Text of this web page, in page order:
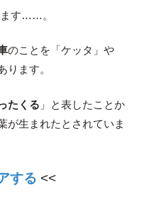
す……。
のことを「ケッタ」や
ります。
たくる 」と表したことか
が生まれたとされていま
する <<